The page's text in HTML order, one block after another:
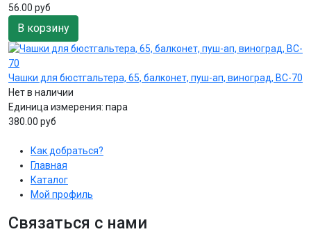
56.00 руб
В корзину
Чашки для бюстгальтера, 65, балконет, пуш-ап, виноград, BC-70
Нет в наличии
Единица измерения: пара
380.00 руб
Как добраться?
Главная
Каталог
Мой профиль
Связаться с нами